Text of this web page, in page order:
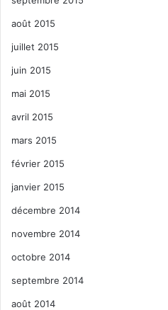
août 2015
juillet 2015
juin 2015
mai 2015
avril 2015
mars 2015
février 2015
janvier 2015
décembre 2014
novembre 2014
octobre 2014
septembre 2014
août 2014